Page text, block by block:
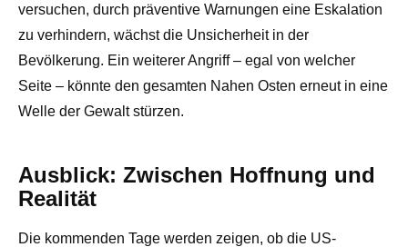
versuchen, durch präventive Warnungen eine Eskalation
zu verhindern, wächst die Unsicherheit in der
Bevölkerung. Ein weiterer Angriff – egal von welcher
Seite – könnte den gesamten Nahen Osten erneut in eine
Welle der Gewalt stürzen.
Ausblick: Zwischen Hoffnung und
Realität
Die kommenden Tage werden zeigen, ob die US-